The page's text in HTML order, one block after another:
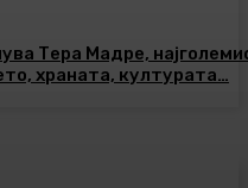
Тера Мадре,
храната, културата…